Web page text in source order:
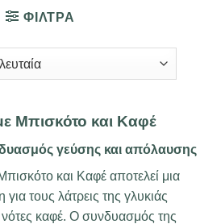
ΦΙΛΤΡΑ
Μπισκότο και Καφέ
γεύσης και απόλαυσης
και Καφέ αποτελεί μια
τους λάτρεις της γλυκιάς
καφέ. Ο συνδυασμός της